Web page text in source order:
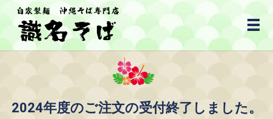
メ
2024年度のご注文の受付終了しました。